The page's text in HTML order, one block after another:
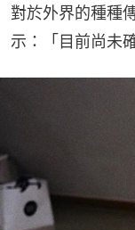
對於外界的種種
示：「目前尚未